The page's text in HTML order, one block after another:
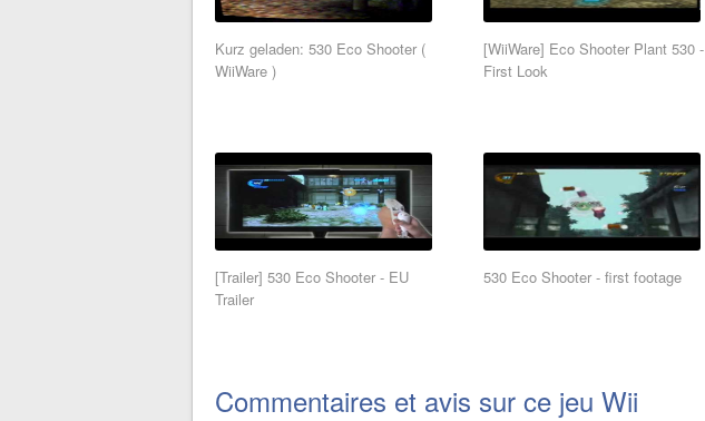
Kurz geladen: 530 Eco Shooter (
WiiWare )
[WiiWare] Eco Shooter Plant 530 -
First Look
[Trailer] 530 Eco Shooter - EU
Trailer
530 Eco Shooter - first footage
Commentaires et avis sur ce jeu Wii